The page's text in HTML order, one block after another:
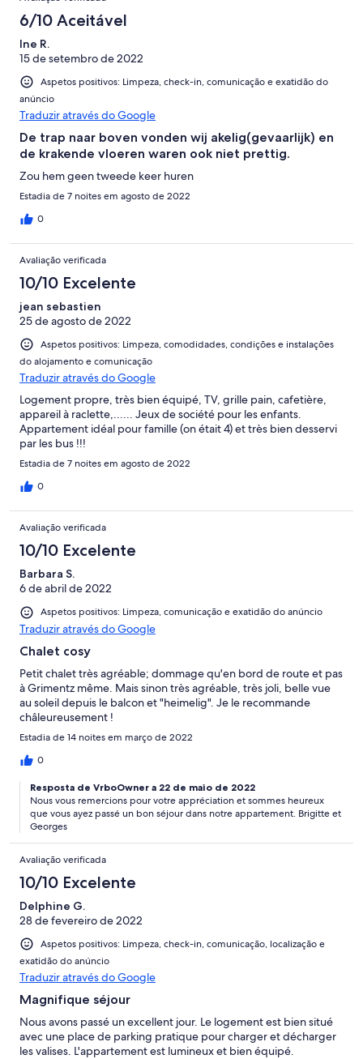
6/10 Aceitável
Ine R.
15 de setembro de 2022
Aspetos positivos: Limpeza, check-in, comunicação e exatidão do
anúncio
Traduzir através do Google
De trap naar boven vonden wij akelig(gevaarlijk) en
de krakende vloeren waren ook niet prettig.
Zou hem geen tweede keer huren
Estadia de 7 noites em agosto de 2022
0
Avaliação verificada
10/10 Excelente
jean sebastien
25 de agosto de 2022
Aspetos positivos: Limpeza, comodidades, condições e instalações
do alojamento e comunicação
Traduzir através do Google
Logement propre, très bien équipé, TV, grille pain, cafetière,
appareil à raclette,...... Jeux de société pour les enfants.
Appartement idéal pour famille (on était 4) et très bien desservi
par les bus !!!
Estadia de 7 noites em agosto de 2022
0
Avaliação verificada
10/10 Excelente
Barbara S.
6 de abril de 2022
Aspetos positivos: Limpeza, comunicação e exatidão do anúncio
Traduzir através do Google
Chalet cosy
Petit chalet très agréable; dommage qu'en bord de route et pas
à Grimentz même. Mais sinon très agréable, très joli, belle vue
au soleil depuis le balcon et "heimelig". Je le recommande
châleureusement !
Estadia de 14 noites em março de 2022
0
Resposta de VrboOwner a 22 de maio de 2022
Nous vous remercions pour votre appréciation et sommes heureux
que vous ayez passé un bon séjour dans notre appartement. Brigitte et
Georges
Avaliação verificada
10/10 Excelente
Delphine G.
28 de fevereiro de 2022
Aspetos positivos: Limpeza, check-in, comunicação, localização e
exatidão do anúncio
Traduzir através do Google
Magnifique séjour
Nous avons passé un excellent jour. Le logement est bien situé
avec une place de parking pratique pour charger et décharger
les valises. L'appartement est lumineux et bien équipé.